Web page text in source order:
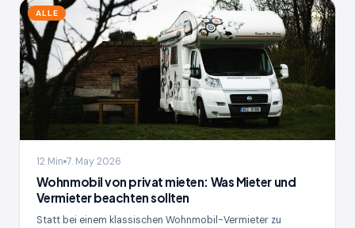
ALLE
12 Min 7. May 2026
Wohnmobil von privat mieten: Was Mieter und
Vermieter beachten sollten
Statt bei einem klassischen Wohnmobil-Vermieter zu